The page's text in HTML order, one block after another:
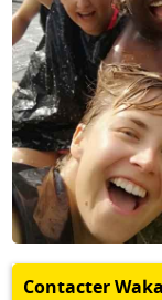
Contacter